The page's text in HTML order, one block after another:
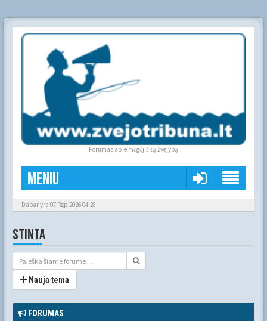
Forumas apie mėgėjišką žvejybą
Meniu
Dabar yra 07 Rgp 2026 04:28
STINTA
Nauja tema
FORUMAS